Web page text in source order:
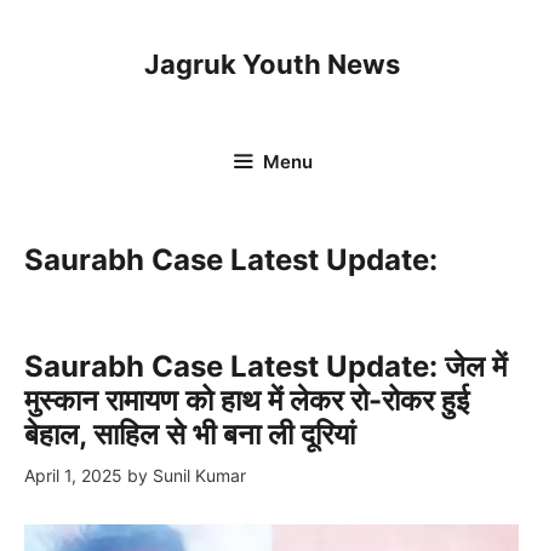
Jagruk Youth News
Menu
Saurabh Case Latest Update:
Saurabh Case Latest Update: जेल में
मुस्कान रामायण को हाथ में लेकर रो-रोकर हुई
बेहाल, साहिल से भी बना ली दूरियां
April 1, 2025 by Sunil Kumar